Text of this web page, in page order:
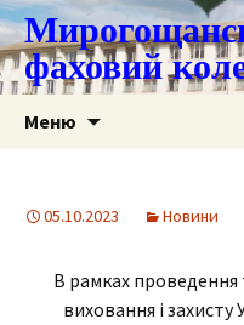
фаховий
Меню
05.10.2023 Новини
В рамках проведення
виховання і захисту